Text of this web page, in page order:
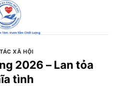
XÃ HỘI
2026 – Lan tỏa
tình